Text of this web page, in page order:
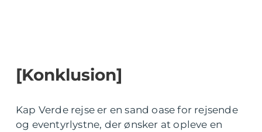
[Konklusion]
Kap Verde rejse er en sand oase for rejsende
og eventyrlystne, der ønsker at opleve en